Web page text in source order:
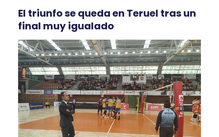
El triunfo se queda en Teruel tras un
final muy igualado